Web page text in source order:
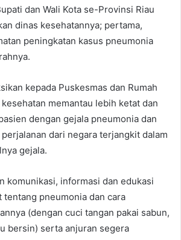
dan Wali Kota se-Provinsi Riau
dinas kesehatannya; pertama,
peningkatan kasus pneumonia
kepada Puskesmas dan Rumah
memantau lebih ketat dan
dengan gejala pneumonia dan
dari negara terjangkit dalam
gejala.
komunikasi, informasi dan edukasi
tentang pneumonia dan cara
(dengan cuci tangan pakai sabun,
bersin) serta anjuran segera